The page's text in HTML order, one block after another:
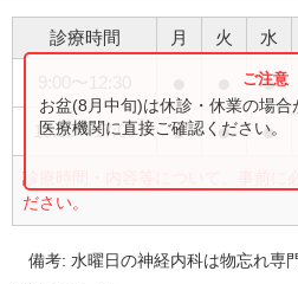
診療時間 月 火 水
●
13:30〜17:00 ● ● ●
診療時間・内容等について、事前に
ださい。
お盆(8月中旬)は休診・休業の場
医療機関に直接ご確認ください。
備考:水曜日の神経内科は物忘れ専